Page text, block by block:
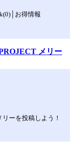
お得情報
メリー
ーを投稿しよう！